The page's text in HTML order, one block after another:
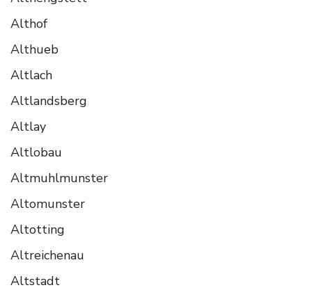
Althof
Althueb
Altlach
Altlandsberg
Altlay
Altlobau
Altmuhlmunster
Altomunster
Altotting
Altreichenau
Altstadt